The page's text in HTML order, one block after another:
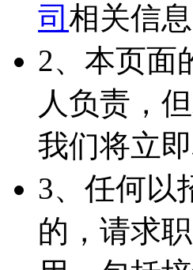
司 相关信息
2、本页面
人负责，
我们将立
3、任何以
的，请求